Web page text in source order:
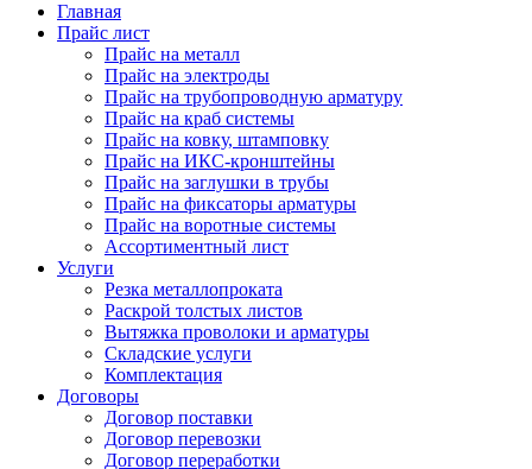
Главная
Прайс лист
Прайс на металл
Прайс на электроды
Прайс на трубопроводную арматуру
Прайс на краб системы
Прайс на ковку, штамповку
Прайс на ИКС-кронштейны
Прайс на заглушки в трубы
Прайс на фиксаторы арматуры
Прайс на воротные системы
Ассортиментный лист
Услуги
Резка металлопроката
Раскрой толстых листов
Вытяжка проволоки и арматуры
Складские услуги
Комплектация
Договоры
Договор поставки
Договор перевозки
Договор переработки